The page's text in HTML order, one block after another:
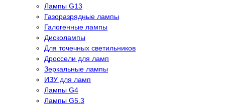
Лампы G13
Газоразрядные лампы
Галогенные лампы
Дисколампы
Для точечных светильников
Дроссели для ламп
Зеркальные лампы
ИЗУ для ламп
Лампы G4
Лампы G5.3